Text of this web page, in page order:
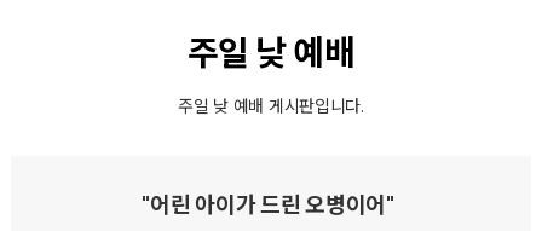
주일 낮 예배
주일 낮 예배 게시판입니다.
"어린 아이가 드린 오병이어"